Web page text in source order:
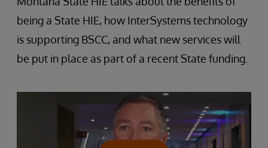
being a State HIE, how InterSystems technology
is supporting BSCC, and what new services will
be put in place as part of a recent State funding.